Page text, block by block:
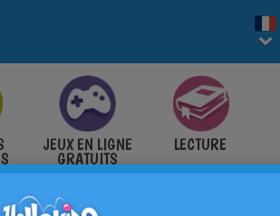
JEUX EN LIGNE
GRATUITS
LECTURE